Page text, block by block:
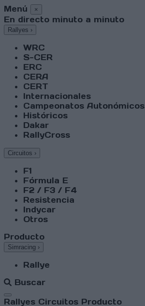
Menú ×
En directo minuto a minuto
Rallyes ›
WRC
S-CER
ERC
CERA
CERT
Internacionales
Campeonatos Autonómicos
Históricos
Dakar
RallyCross
Circuitos ›
F1
Fórmula E
F2 / F3 / F4
Resistencia
Indycar
Otros
Producto
Simracing ›
Rallye
Buscar
Abrir menú
Rallyes Circuitos Producto